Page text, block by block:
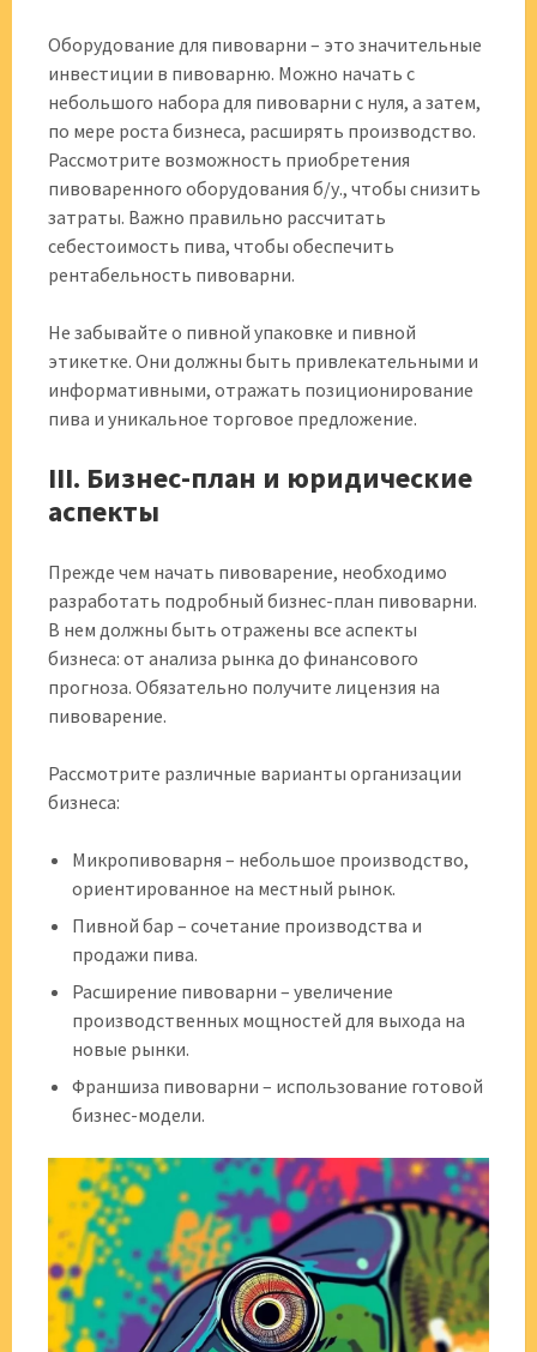
Оборудование для пивоварни – это значительные
инвестиции в пивоварню. Можно начать с
небольшого набора для пивоварни с нуля, а затем,
по мере роста бизнеса, расширять производство.
Рассмотрите возможность приобретения
пивоваренного оборудования б/у., чтобы снизить
затраты. Важно правильно рассчитать
себестоимость пива, чтобы обеспечить
рентабельность пивоварни.
Не забывайте о пивной упаковке и пивной
этикетке. Они должны быть привлекательными и
информативными, отражать позиционирование
пива и уникальное торговое предложение.
III. Бизнес-план и юридические
аспекты
Прежде чем начать пивоварение, необходимо
разработать подробный бизнес-план пивоварни.
В нем должны быть отражены все аспекты
бизнеса: от анализа рынка до финансового
прогноза. Обязательно получите лицензия на
пивоварение.
Рассмотрите различные варианты организации
бизнеса:
Микропивоварня – небольшое производство,
ориентированное на местный рынок.
Пивной бар – сочетание производства и
продажи пива.
Расширение пивоварни – увеличение
производственных мощностей для выхода на
новые рынки.
Франшиза пивоварни – использование готовой
бизнес-модели.